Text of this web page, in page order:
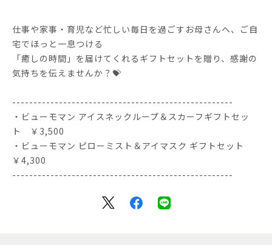
仕事や家事・育児など忙しい毎日を過ごすお母さんへ、ご自
宅でほっと一息つける
「癒しの時間」を届けてくれるギフトセットを贈り、感謝の
気持ちを伝えませんか？💝
----------------------------------------------------
・ビューモマン アイスネックループ＆スカーフギフトセッ
ト ￥3,500
・ビューモマン ピローミスト＆アイマスク ギフトセット
￥4,300
----------------------------------------------------